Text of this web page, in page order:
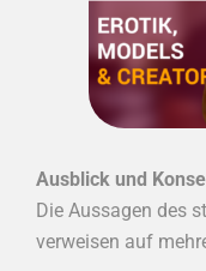
Ausblick und
Die Aussagen des
verweisen auf